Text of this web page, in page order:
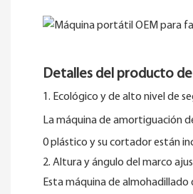
Detalles del producto
1. Ecológico y de alto nivel de
La máquina de amortiguación
0 plástico y su cortador están
2. Altura y ángulo del marco
Esta máquina de almohadillado